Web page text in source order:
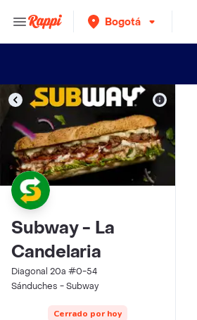
Bogotá
Subway - La
Candelaria
Diagonal 20a #0-54
Sánduches - Subway
Cerrado por hoy